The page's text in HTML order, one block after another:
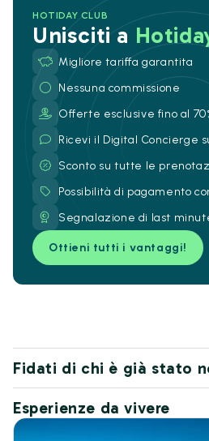
HOTIDAY CLUB
Unisciti a
Migliore tariffa garantita
Nessuna commissione
Offerte esclusive fino al
Ricevi il Digital Concierge
Sconto su tutte le
Possibilità di pagamento
Segnalazione di last
Ottieni tutti i vantaggi!
Fidati di chi è già stato
Esperienze da vivere